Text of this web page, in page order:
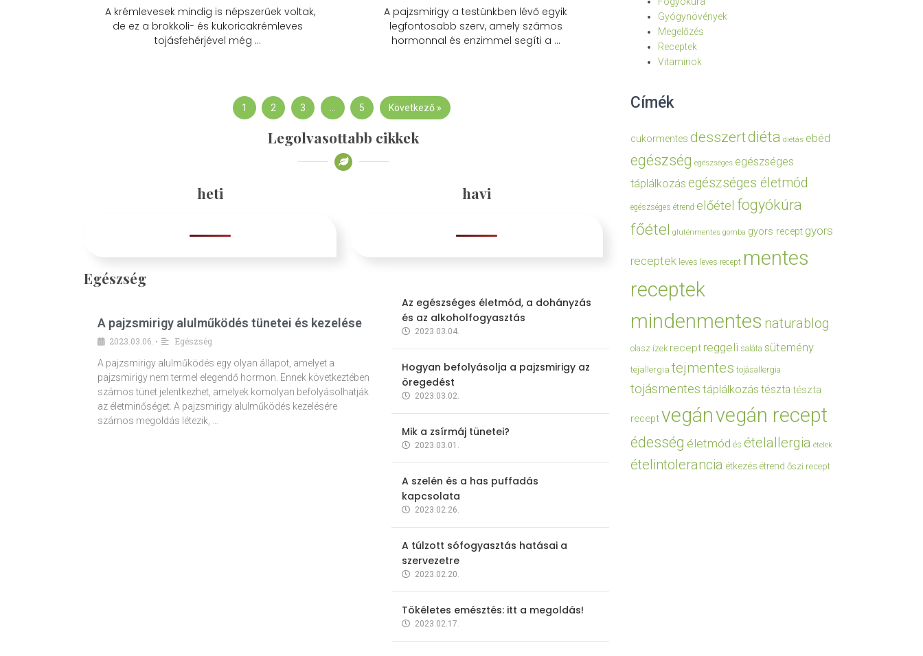
A krémlevesek mindig is népszerűek voltak,
de ez a brokkoli- és kukoricakrémleves
tojásfehérjével még …
A pajzsmirigy a testünkben lévő egyik
legfontosabb szerv, amely számos
hormonnal és enzimmel segíti a …
1 2 3 5 Következő »
Legolvasottabb cikkek
heti havi
Egészség
A pajzsmirigy alulműködés tünetei és kezelése
2023.03.06. •
Egészség
A pajzsmirigy alulműködés egy olyan állapot, amelyet a
pajzsmirigy nem termel elegendő hormon. Ennek következtében
számos tünet jelentkezhet, amelyek komolyan befolyásolhatják
az életminőséget. A pajzsmirigy alulműködés kezelésére
számos megoldás létezik, …
Az egészséges életmód, a dohányzás
és az alkoholfogyasztás
2023.03.04.
Hogyan befolyásolja a pajzsmirigy az
öregedést
2023.03.02.
Mik a zsírmáj tünetei?
2023.03.01.
A szelén és a has puffadás
kapcsolata
2023.02.26.
A túlzott sófogyasztás hatásai a
szervezetre
2023.02.20.
Tökéletes emésztés: itt a megoldás!
2023.02.17.
Gyógynövények
Megelőzés
Receptek
Vitaminok
Címék
cukormentes desszertdiéta diétás ebéd
egészség egészséges egészséges
táplálkozás egészséges életmód
egészséges étrend előétel fogyókúra
főétel gluténmentes gomba gyors recept gyors
receptek leves leves recept mentes
receptek
mindenmentes naturablog
olasz ízek recept reggeli saláta sütemény
tejallergia tejmentes tojásallergia
tojásmentes táplálkozás tészta tészta
receptvegánvegán recept
édesség életmód és ételallergia ételek
ételintolerancia étkezés étrend őszi recept